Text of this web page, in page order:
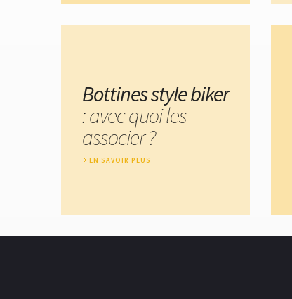
Bottines style biker
: avec quoi les
associer ?
EN SAVOIR PLUS